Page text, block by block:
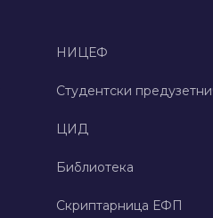
НИЦЕФ
Студентски
ЦИД
Библиотека
Скриптарница ЕФП